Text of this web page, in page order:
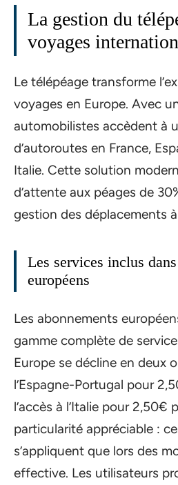
La gestion du
voyages
Le télépéage transforme
voyages en Europe. Avec
automobilistes accèdent à
d’autoroutes en France,
Italie. Cette solution
d’attente aux péages de
gestion des déplacements
Les services inclus
européens
Les abonnements
gamme complète de
Europe se décline en deux
l’Espagne-Portugal pour
l’accès à l’Italie pour 2,50€
particularité appréciable :
s’appliquent que lors des
effective. Les utilisateurs